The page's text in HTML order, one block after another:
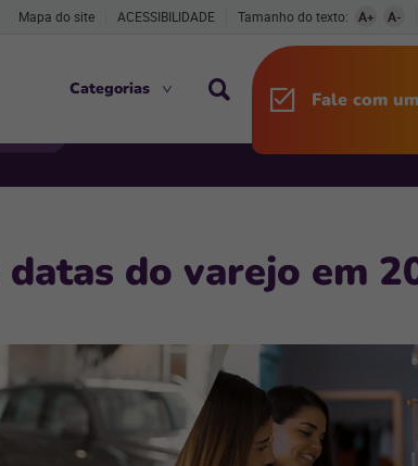
Mapa do site ACESSIBILIDADE Tamanho do texto: A+ A-
Categorias Fale com
do varejo em